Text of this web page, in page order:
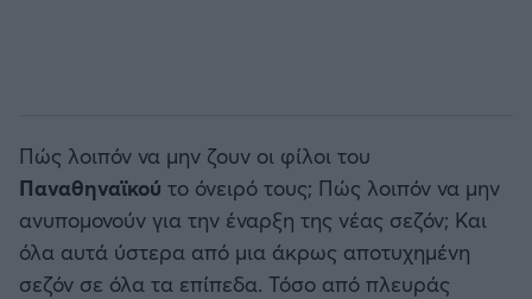
Πώς λοιπόν να μην ζουν οι φίλοι του
Παναθηναϊκού το όνειρό τους; Πώς λοιπόν να μην
ανυπομονούν για την έναρξη της νέας σεζόν; Και
όλα αυτά ύστερα από μια άκρως αποτυχημένη
σεζόν σε όλα τα επίπεδα. Τόσο από πλευράς